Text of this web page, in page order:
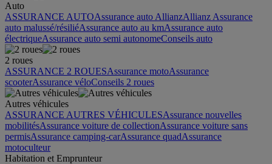
Auto
ASSURANCE AUTOAssurance auto AllianzAllianz Assurance
auto malussé/résiliéAssurance auto au kmAssurance auto
électriqueAssurance auto semi autonomeConseils auto
2 roues
ASSURANCE 2 ROUESAssurance motoAssurance
scooterAssurance véloConseils 2 roues
Autres véhicules
ASSURANCE AUTRES VÉHICULESAssurance nouvelles
mobilitésAssurance voiture de collectionAssurance voiture sans
permisAssurance camping-carAssurance quadAssurance
motoculteur
Habitation et Emprunteur